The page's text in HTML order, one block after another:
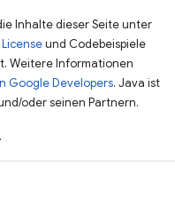
Inhalte dieser Seite unter
und Codebeispiele
Weitere Informationen
Google Developers. Java ist
oder seinen Partnern.